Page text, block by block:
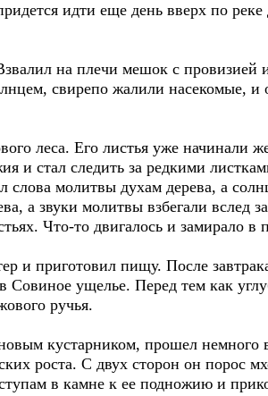
идти еще день вверх по
на плечи мешок с провизией
свирепо жалили насекомые, и
леса. Его листья уже начинали
и стал следить за редкими
молитвы духам дерева, а
а звуки молитвы взбегали вслед
Что-то двигалось и замирало в
приготовил пищу. После
ущелье. Перед тем как
ручья.
кустарником, прошел немного
роста. С двух сторон он порос
в камне к ее подножию и